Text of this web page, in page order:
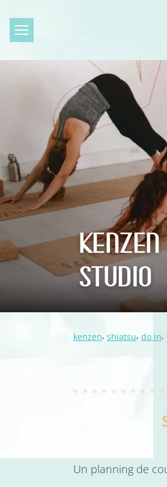
STUDIO
kenzen, shiatsu, do in,
Un planning de